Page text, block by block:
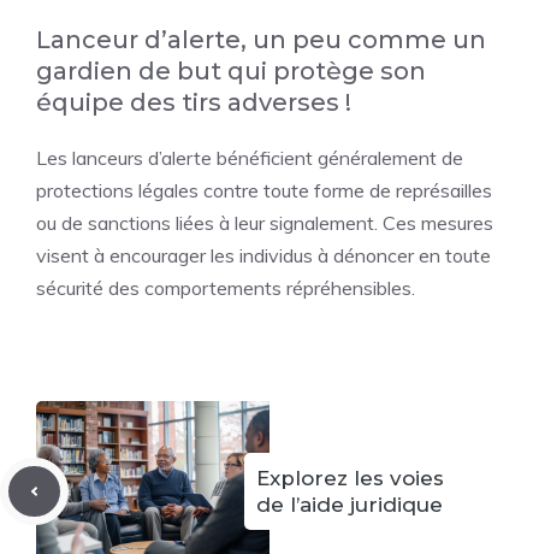
Lanceur d’alerte, un peu comme un
gardien de but qui protège son
équipe des tirs adverses !
Les lanceurs d’alerte bénéficient généralement de
protections légales contre toute forme de représailles
ou de sanctions liées à leur signalement. Ces mesures
visent à encourager les individus à dénoncer en toute
sécurité des comportements répréhensibles.
Explorez les voies
de l’aide juridique